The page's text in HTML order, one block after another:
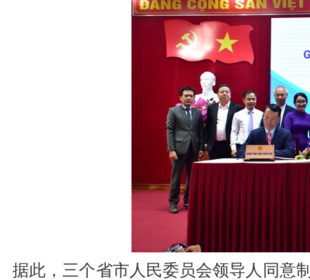
据此，三个省市人民委员会领导人同意